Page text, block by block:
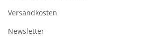
Versandkosten
Newsletter